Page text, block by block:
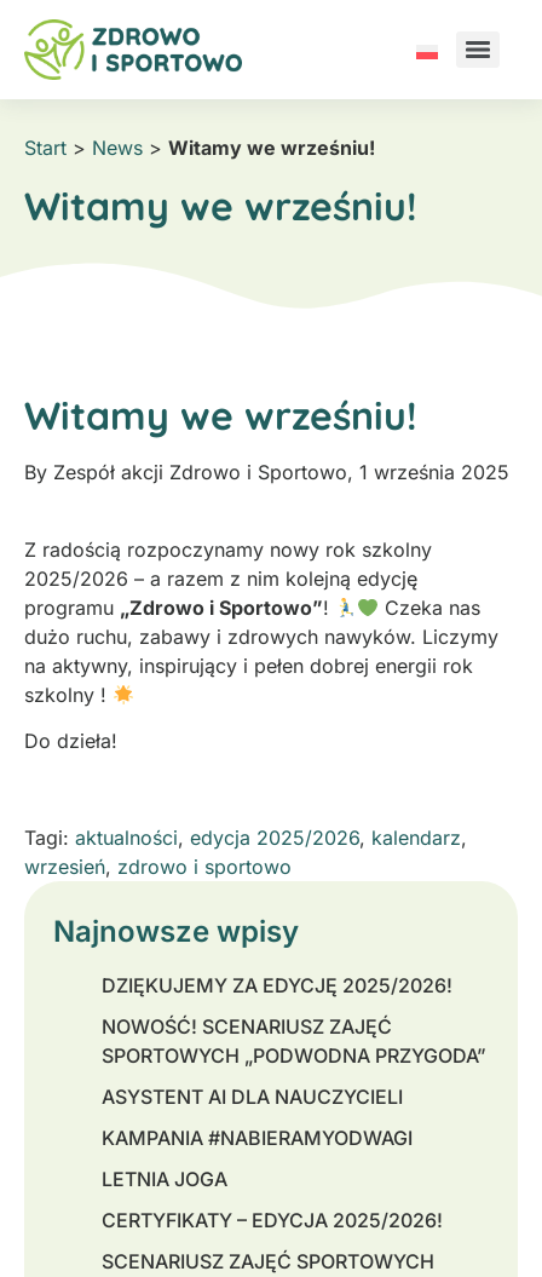
Start > News > Witamy we wrześniu!
Witamy we wrześniu!
Witamy we wrześniu!
By Zespół akcji Zdrowo i Sportowo, 1 września 2025
Z radością rozpoczynamy nowy rok szkolny
2025/2026 – a razem z nim kolejną edycję
programu „Zdrowo i Sportowo”!
Czeka nas
dużo ruchu, zabawy i zdrowych nawyków. Liczymy
na aktywny, inspirujący i pełen dobrej energii rok
szkolny !
Do dzieła!
Tagi: aktualności, edycja 2025/2026, kalendarz,
wrzesień, zdrowo i sportowo
Najnowsze wpisy
DZIĘKUJEMY ZA EDYCJĘ 2025/2026!
NOWOŚĆ! SCENARIUSZ ZAJĘĆ
SPORTOWYCH „PODWODNA PRZYGODA”
ASYSTENT AI DLA NAUCZYCIELI
KAMPANIA #NABIERAMYODWAGI
LETNIA JOGA
CERTYFIKATY – EDYCJA 2025/2026!
SCENARIUSZ ZAJĘĆ SPORTOWYCH